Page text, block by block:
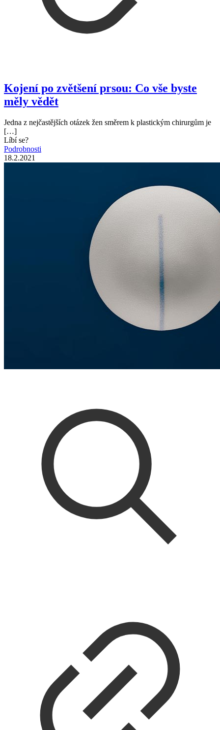
Kojení po zvětšení prsou: Co vše byste
měly vědět
Jedna z nejčastějších otázek žen směrem k plastickým chirurgům je
[…]
Líbí se?
Podrobnosti
18.2.2021